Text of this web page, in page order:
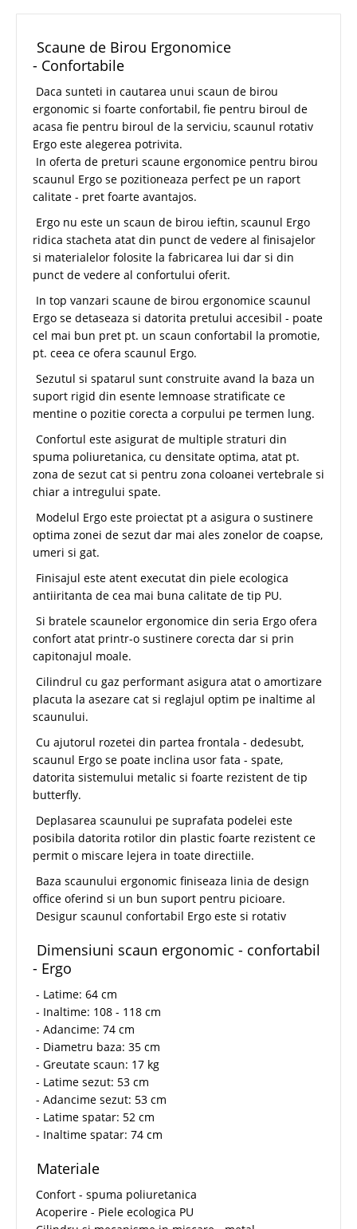
Scaune de Birou Ergonomice
- Confortabile
Daca sunteti in cautarea unui scaun de birou
ergonomic si foarte confortabil, fie pentru biroul de
acasa fie pentru biroul de la serviciu, scaunul rotativ
Ergo este alegerea potrivita.
In oferta de preturi scaune ergonomice pentru birou
scaunul Ergo se pozitioneaza perfect pe un raport
calitate - pret foarte avantajos.
Ergo nu este un scaun de birou ieftin, scaunul Ergo
ridica stacheta atat din punct de vedere al finisajelor
si materialelor folosite la fabricarea lui dar si din
punct de vedere al confortului oferit.
In top vanzari scaune de birou ergonomice scaunul
Ergo se detaseaza si datorita pretului accesibil - poate
cel mai bun pret pt. un scaun confortabil la promotie,
pt. ceea ce ofera scaunul Ergo.
Sezutul si spatarul sunt construite avand la baza un
suport rigid din esente lemnoase stratificate ce
mentine o pozitie corecta a corpului pe termen lung.
Confortul este asigurat de multiple straturi din
spuma poliuretanica, cu densitate optima, atat pt.
zona de sezut cat si pentru zona coloanei vertebrale si
chiar a intregului spate.
Modelul Ergo este proiectat pt a asigura o sustinere
optima zonei de sezut dar mai ales zonelor de coapse,
umeri si gat.
Finisajul este atent executat din piele ecologica
antiiritanta de cea mai buna calitate de tip PU.
Si bratele scaunelor ergonomice din seria Ergo ofera
confort atat printr-o sustinere corecta dar si prin
capitonajul moale.
Cilindrul cu gaz performant asigura atat o amortizare
placuta la asezare cat si reglajul optim pe inaltime al
scaunului.
Cu ajutorul rozetei din partea frontala - dedesubt,
scaunul Ergo se poate inclina usor fata - spate,
datorita sistemului metalic si foarte rezistent de tip
butterfly.
Deplasarea scaunului pe suprafata podelei este
posibila datorita rotilor din plastic foarte rezistent ce
permit o miscare lejera in toate directiile.
Baza scaunului ergonomic finiseaza linia de design
office oferind si un bun suport pentru picioare.
Desigur scaunul confortabil Ergo este si rotativ
Dimensiuni scaun ergonomic - confortabil
- Ergo
- Latime: 64 cm
- Inaltime: 108 - 118 cm
- Adancime: 74 cm
- Diametru baza: 35 cm
- Greutate scaun: 17 kg
- Latime sezut: 53 cm
- Adancime sezut: 53 cm
- Latime spatar: 52 cm
- Inaltime spatar: 74 cm
Materiale
Confort - spuma poliuretanica
Acoperire - Piele ecologica PU